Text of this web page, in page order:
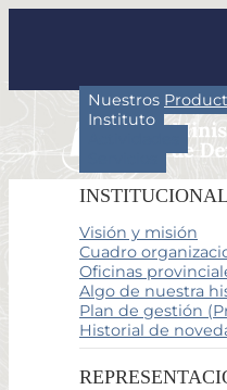
Nuestros
Instituto
INSTITUCIONAL
Visión y misión
Cuadro
Oficinas
Algo de nuestra
Plan de gestión
Historial de